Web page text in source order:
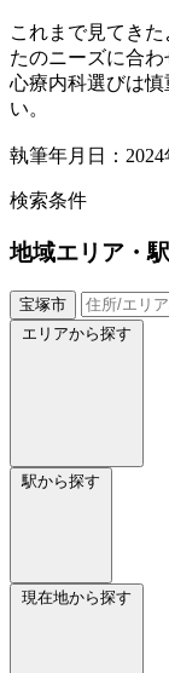
これまで見てき
たのニーズに合わ
心療内科選びは
い。
執筆年月日：2024
検索条件
地域エリア・駅
宝塚市
エリアから探す
駅から探す
現在地から探す